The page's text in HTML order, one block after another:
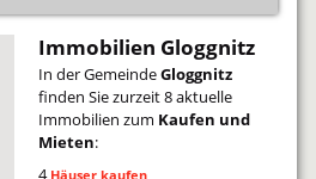
Immobilien Gloggnitz
In der GemeindeGloggnitz
finden Sie zurzeit 8 aktuelle
Immobilien zum Kaufen und
Mieten:
4 Häuser kaufen